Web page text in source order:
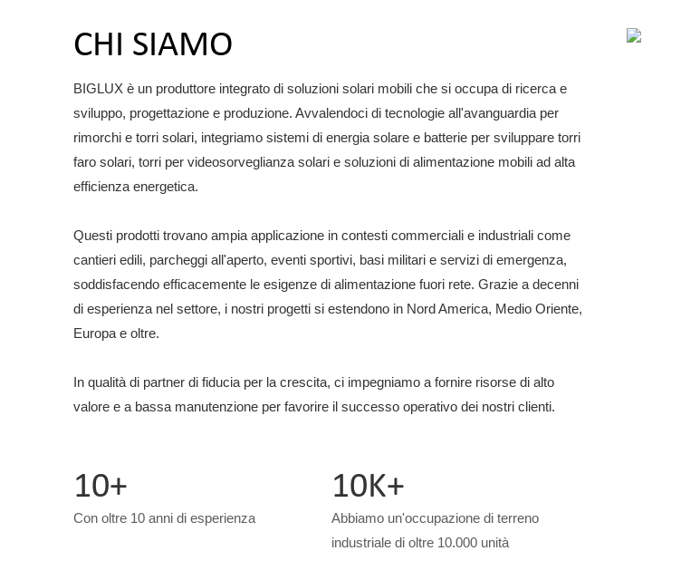
CHI SIAMO
BIGLUX è un produttore integrato di soluzioni solari mobili che si occupa di ricerca e
sviluppo, progettazione e produzione. Avvalendoci di tecnologie all'avanguardia per
rimorchi e torri solari, integriamo sistemi di energia solare e batterie per sviluppare torri
faro solari, torri per videosorveglianza solari e soluzioni di alimentazione mobili ad alta
efficienza energetica.
Questi prodotti trovano ampia applicazione in contesti commerciali e industriali come
cantieri edili, parcheggi all'aperto, eventi sportivi, basi militari e servizi di emergenza,
soddisfacendo efficacemente le esigenze di alimentazione fuori rete. Grazie a decenni
di esperienza nel settore, i nostri progetti si estendono in Nord America, Medio Oriente,
Europa e oltre.
In qualità di partner di fiducia per la crescita, ci impegniamo a fornire risorse di alto
valore e a bassa manutenzione per favorire il successo operativo dei nostri clienti.
10+
Con oltre 10 anni di esperienza
10K+
Abbiamo un'occupazione di terreno
industriale di oltre 10.000 unità